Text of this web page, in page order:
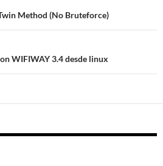
Method (No Bruteforce)
WIFIWAY 3.4 desde linux